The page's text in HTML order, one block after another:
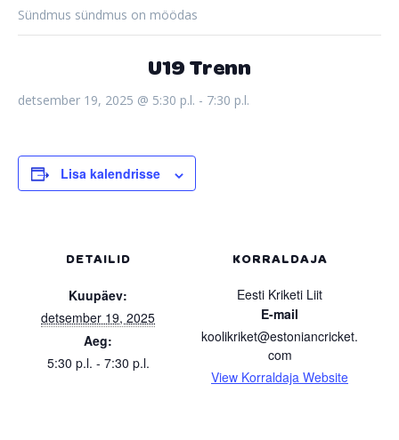
Sündmus sündmus on möödas
U19 Trenn
detsember 19, 2025 @ 5:30 p.l. - 7:30 p.l.
Lisa kalendrisse
DETAILID
Kuupäev:
detsember 19, 2025
Aeg:
5:30 p.l. - 7:30 p.l.
KORRALDAJA
Eesti Kriketi Liit
E-mail
koolikriket@estoniancricket.
com
View Korraldaja Website